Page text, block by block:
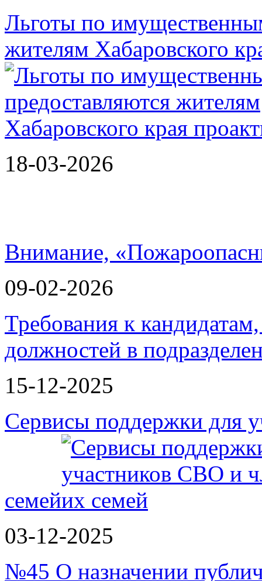
Льготы по
жителям Хабаровского
18-03-2026
Внимание,
09-02-2026
Требования к
должностей в
15-12-2025
Сервисы поддержки для
семей
03-12-2025
№45 О назначении